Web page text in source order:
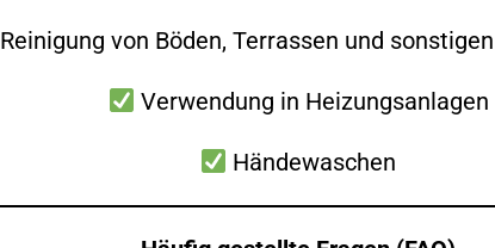
Reinigung von Böden, Terrassen und
Verwendung in Heizungsanlagen
Händewaschen